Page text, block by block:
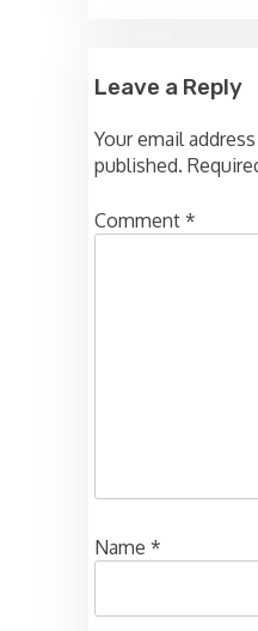
Leave a Reply
Your email
published.
Comment *
Name *